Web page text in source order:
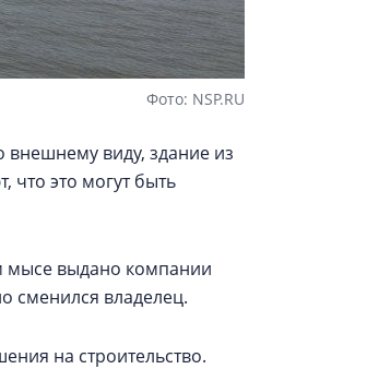
Фото: NSP.RU
внешнему виду, здание из
что это могут быть
мысе выдано компании
сменился владелец.
на строительство.